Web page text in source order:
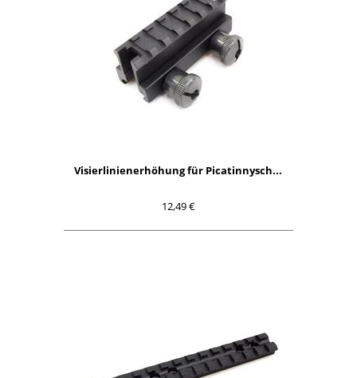
Visierlinienerhöhung für Picatinnysch...
12,49 €